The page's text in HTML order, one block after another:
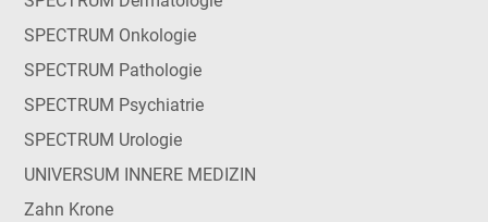
SPECTRUM Onkologie
SPECTRUM Pathologie
SPECTRUM Psychiatrie
SPECTRUM Urologie
UNIVERSUM INNERE MEDIZIN
Zahn Krone